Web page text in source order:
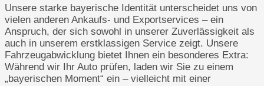
Unsere starke bayerische Identität unterscheidet uns von
vielen anderen Ankaufs- und Exportservices – ein
Anspruch, der sich sowohl in unserer Zuverlässigkeit als
auch in unserem erstklassigen Service zeigt. Unsere
Fahrzeugabwicklung bietet Ihnen ein besonderes Extra:
Während wir Ihr Auto prüfen, laden wir Sie zu einem
„bayerischen Moment“ ein – vielleicht mit einer